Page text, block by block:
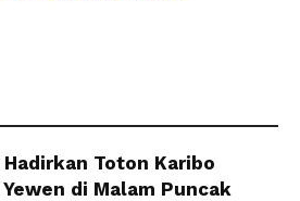
Toton Karibo
di Malam Puncak